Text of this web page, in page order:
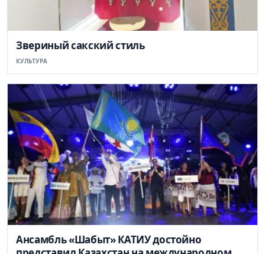
Звериный сакский стиль
КУЛЬТУРА
Ансамбль «Шабыт» КАТИУ достойно